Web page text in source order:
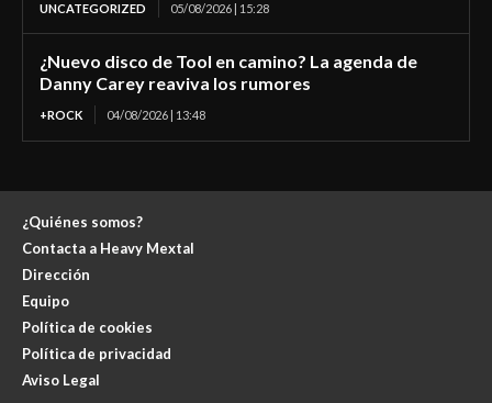
UNCATEGORIZED 05/08/2026 | 15:28
¿Nuevo disco de Tool en camino? La agenda de
Danny Carey reaviva los rumores
+ROCK 04/08/2026 | 13:48
¿Quiénes somos?
Contacta a Heavy Mextal
Dirección
Equipo
Política de cookies
Política de privacidad
Aviso Legal